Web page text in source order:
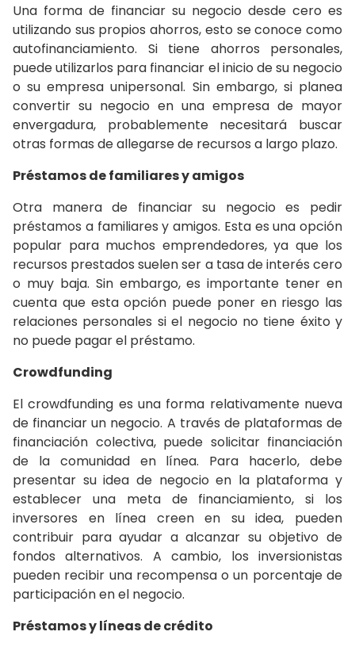
Una forma de financiar su negocio desde cero es
utilizando sus propios ahorros, esto se conoce como
autofinanciamiento. Si tiene ahorros personales,
puede utilizarlos para financiar el inicio de su negocio
o su empresa unipersonal. Sin embargo, si planea
convertir su negocio en una empresa de mayor
envergadura, probablemente necesitará buscar
otras formas de allegarse de recursos a largo plazo.
Préstamos de familiares y amigos
Otra manera de financiar su negocio es pedir
préstamos a familiares y amigos. Esta es una opción
popular para muchos emprendedores, ya que los
recursos prestados suelen ser a tasa de interés cero
o muy baja. Sin embargo, es importante tener en
cuenta que esta opción puede poner en riesgo las
relaciones personales si el negocio no tiene éxito y
no puede pagar el préstamo.
Crowdfunding
El crowdfunding es una forma relativamente nueva
de financiar un negocio. A través de plataformas de
financiación colectiva, puede solicitar financiación
de la comunidad en línea. Para hacerlo, debe
presentar su idea de negocio en la plataforma y
establecer una meta de financiamiento, si los
inversores en línea creen en su idea, pueden
contribuir para ayudar a alcanzar su objetivo de
fondos alternativos. A cambio, los inversionistas
pueden recibir una recompensa o un porcentaje de
participación en el negocio.
Préstamos y líneas de crédito